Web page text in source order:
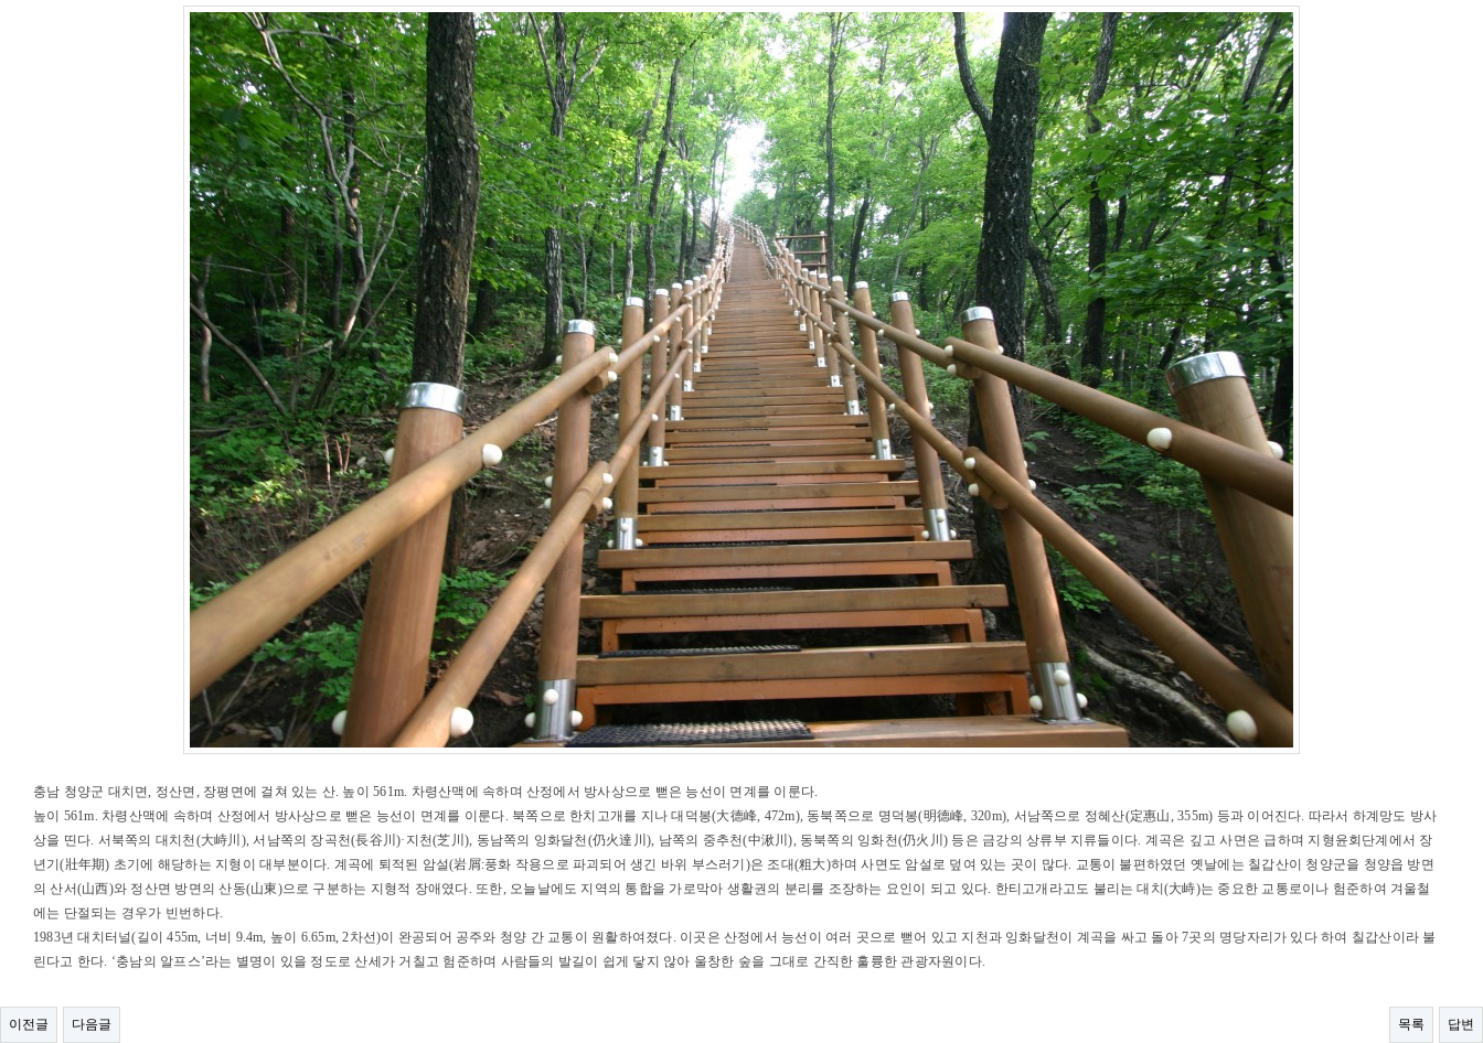
충남 청양군 대치면, 정산면, 장평면에 걸쳐 있는 산. 높이 561m. 차령산맥에 속하며 산정에서 방사상으로 뻗은 능선이 면계를 이룬다.
높이 561m. 차령산맥에 속하며 산정에서 방사상으로 뻗은 능선이 면계를 이룬다. 북쪽으로 한치고개를 지나 대덕봉(大德峰, 472m), 동북쪽으로 명덕봉(明德峰, 320m), 서남쪽으로 정혜산(定惠山, 355m) 등과 이어진다. 따라서 하계망도 방사
상을 띤다. 서북쪽의 대치천(大峙川), 서남쪽의 장곡천(長谷川)·지천(芝川), 동남쪽의 잉화달천(仍火達川), 남쪽의 중추천(中湫川), 동북쪽의 잉화천(仍火川) 등은 금강의 상류부 지류들이다. 계곡은 깊고 사면은 급하며 지형윤회단계에서 장
년기(壯年期) 초기에 해당하는 지형이 대부분이다. 계곡에 퇴적된 암설(岩屑:풍화 작용으로 파괴되어 생긴 바위 부스러기)은 조대(粗大)하며 사면도 암설로 덮여 있는 곳이 많다. 교통이 불편하였던 옛날에는 칠갑산이 청양군을 청양읍 방면
의 산서(山西)와 정산면 방면의 산동(山東)으로 구분하는 지형적 장애였다. 또한, 오늘날에도 지역의 통합을 가로막아 생활권의 분리를 조장하는 요인이 되고 있다. 한티고개라고도 불리는 대치(大峙)는 중요한 교통로이나 험준하여 겨울철
에는 단절되는 경우가 빈번하다.
1983년 대치터널(길이 455m, 너비 9.4m, 높이 6.65m, 2차선)이 완공되어 공주와 청양 간 교통이 원활하여졌다. 이곳은 산정에서 능선이 여러 곳으로 뻗어 있고 지천과 잉화달천이 계곡을 싸고 돌아 7곳의 명당자리가 있다 하여 칠갑산이라 불
린다고 한다. ‘충남의 알프스’라는 별명이 있을 정도로 산세가 거칠고 험준하며 사람들의 발길이 쉽게 닿지 않아 울창한 숲을 그대로 간직한 훌륭한 관광자원이다.
이전글 다음글 목록 답변